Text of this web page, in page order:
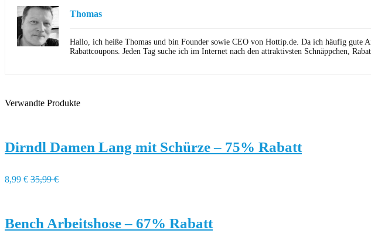
Thomas
Hallo, ich heiße Thomas und bin Founder sowie CEO von Hottip.de. Da ich häufig gute
Rabattcoupons. Jeden Tag suche ich im Internet nach den attraktivsten Schnäppchen,
Verwandte Produkte
Dirndl Damen Lang mit Schürze – 75% Rabatt
8,99 € 35,99 €
Bench Arbeitshose – 67% Rabatt